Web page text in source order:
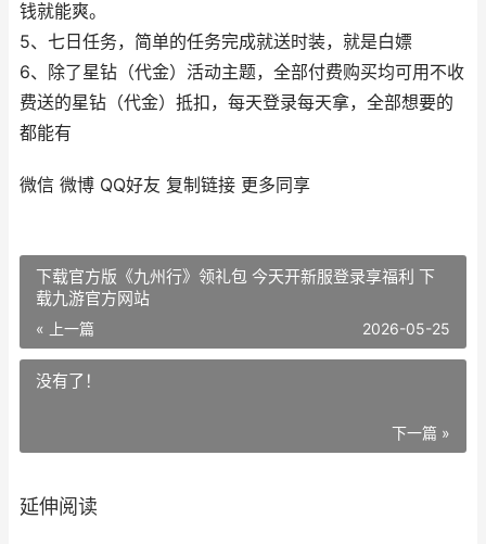
钱就能爽。
5、七日任务，简单的任务完成就送时装，就是白嫖
6、除了星钻（代金）活动主题，全部付费购买均可用不收
费送的星钻（代金）抵扣，每天登录每天拿，全部想要的
都能有
微信 微博 QQ好友 复制链接 更多同享
下载官方版《九州行》领礼包 今天开新服登录享福利 下
载九游官方网站
« 上一篇 2026-05-25
没有了！
下一篇 »
延伸阅读